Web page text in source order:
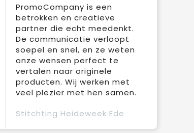
PromoCompany is een
betrokken en creatieve
partner die echt meedenkt.
De communicatie verloopt
soepel en snel, en ze weten
onze wensen perfect te
vertalen naar originele
producten. Wij werken met
veel plezier met hen samen.
Stitchting Heideweek Ede